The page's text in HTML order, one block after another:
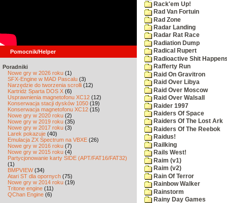
Pomocnik/Helper
Poradniki
Nowe gry w 2026 roku (1)
SFX-Engine w MAD Pascalu (3)
Narzędzie do tworzenia scrolli (12)
Kartridż Sparta DOS X (6)
Usprawnienia magnetofonu XC12 (12)
Konserwacja stacji dysków 1050 (19)
Konserwacja magnetofonu XC12 (15)
Nowe gry w 2020 roku (2)
Nowe gry w 2019 roku (35)
Nowe gry w 2017 roku (3)
Larek pokazuje (40)
Emulacja ZX Spectrum na VBXE (26)
Nowe gry w 2016 roku (7)
Nowe gry w 2015 roku (4)
Partycjonowanie karty SIDE (APT/FAT16/FAT32)
(1)
BMPVIEW(34)
Atari ST dla opornych (75)
Nowe gry w 2014 roku (19)
Tritone engine (11)
QChan Engine (6)
Rack'em Up!
Rad Van Fortuin
Rad Zone
Radar Landing
Radar Rat Race
Radiation Dump
Radical Rupert
Radioactive Shit
Rafferty Run
Raid On Gravitron
Raid Over Libya
Raid Over Moscow
Raid Over Walsall
Raider 1997
Raiders Of Space
Raiders Of The Lost Ark
Raiders Of The Reebok
Raidus!
Railking
Rails West!
Raim (v1)
Raim (v2)
Rain Of Terror
Rainbow Walker
Rainstorm
Rainy Day Games